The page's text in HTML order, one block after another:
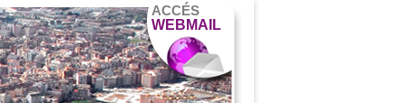
ACCÉS
WEBMAIL